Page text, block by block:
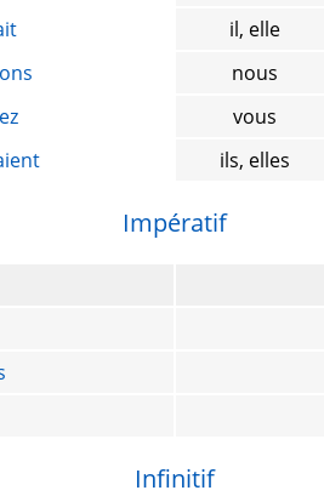
il, elle
nous
vous
ils, elles
Impératif
Infinitif